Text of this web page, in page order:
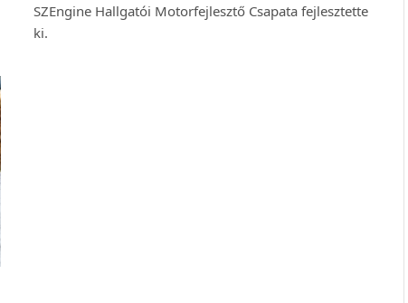
SZEngine Hallgatói Motorfejlesztő Csapata fejlesztette
ki.